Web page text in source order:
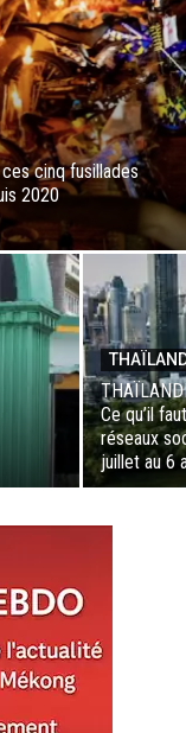
cinq fusillades
2020
Ce qu’il
réseaux
juillet au 6